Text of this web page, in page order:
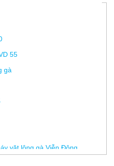
55
gà
vặt lông gà Viễn Đông